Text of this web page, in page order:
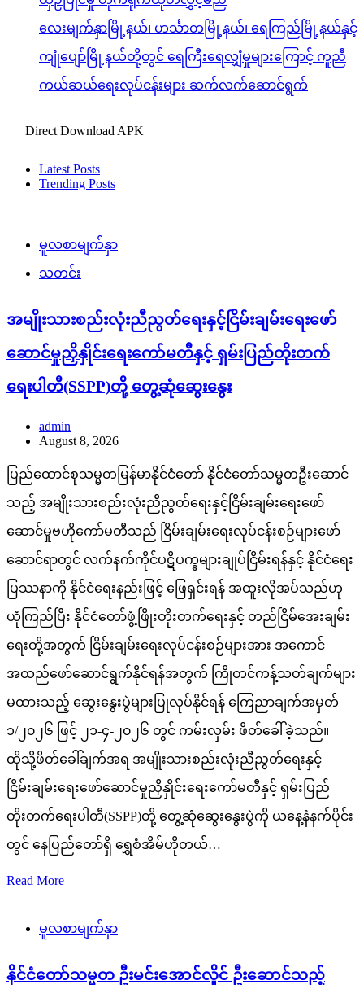
လေးမျက်နှာမြို့နယ်၊ ဟင်္သာတမြို့နယ်၊ ရေကြည်မြို့နယ်နှင့်
ကျုံပျော်မြို့နယ်တို့တွင် ရေကြီးရေလျှံမှုများကြောင့် ကူညီ
ကယ်ဆယ်ရေးလုပ်ငန်းများ ဆက်လက်ဆောင်ရွက်
Direct Download APK
Latest Posts
Trending Posts
မူလစာမျက်နှာ
သတင်း
အမျိုးသားစည်းလုံးညီညွတ်ရေးနှင့်ငြိမ်းချမ်းရေးဖော်
ဆောင်မှုညှိနှိုင်းရေးကော်မတီနှင့် ရှမ်းပြည်တိုးတက်
ရေးပါတီ(SSPP)တို့ တွေ့ဆုံဆွေးနွေး
admin
August 8, 2026
ပြည်ထောင်စုသမ္မတမြန်မာနိုင်ငံတော် နိုင်ငံတော်သမ္မတဦးဆောင်
သည့် အမျိုးသားစည်းလုံးညီညွတ်ရေးနှင့်ငြိမ်းချမ်းရေးဖော်
ဆောင်မှုဗဟိုကော်မတီသည် ငြိမ်းချမ်းရေးလုပ်ငန်းစဉ်များဖော်
ဆောင်ရာတွင် လက်နက်ကိုင်ပဋိပက္ခများချုပ်ငြိမ်းရန်နှင့် နိုင်ငံရေး
ပြဿနာကို နိုင်ငံရေးနည်းဖြင့် ဖြေရှင်းရန် အထူးလိုအပ်သည်ဟု
ယုံကြည်ပြီး နိုင်ငံတော်ဖွံ့ဖြိုးတိုးတက်ရေးနှင့် တည်ငြိမ်အေးချမ်း
ရေးတို့အတွက် ငြိမ်းချမ်းရေးလုပ်ငန်းစဉ်များအား အကောင်
အထည်ဖော်ဆောင်ရွက်နိုင်ရန်အတွက် ကြိုတင်ကန့်သတ်ချက်များ
မထားသည့် ဆွေးနွေးပွဲများပြုလုပ်နိုင်ရန် ကြေညာချက်အမှတ်
၁/၂၀၂၆ ဖြင့် ၂၁-၄-၂၀၂၆ တွင် ကမ်းလှမ်း ဖိတ်ခေါ်ခဲ့သည်။
ထိုသို့ဖိတ်ခေါ်ချက်အရ အမျိုးသားစည်းလုံးညီညွတ်ရေးနှင့်
ငြိမ်းချမ်းရေးဖော်ဆောင်မှုညှိနှိုင်းရေးကော်မတီနှင့် ရှမ်းပြည်
တိုးတက်ရေးပါတီ(SSPP)တို့ တွေ့ဆုံဆွေးနွေးပွဲကို ယနေ့နံနက်ပိုင်း
တွင် နေပြည်တော်ရှိ ရွှေစံအိမ်ဟိုတယ်…
Read More
မူလစာမျက်နှာ
နိုင်ငံတော်သမ္မတ ဦးမင်းအောင်လှိုင် ဦးဆောင်သည့်